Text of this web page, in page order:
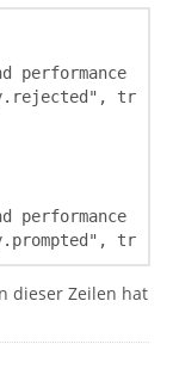
true);
dieser Zeilen hat